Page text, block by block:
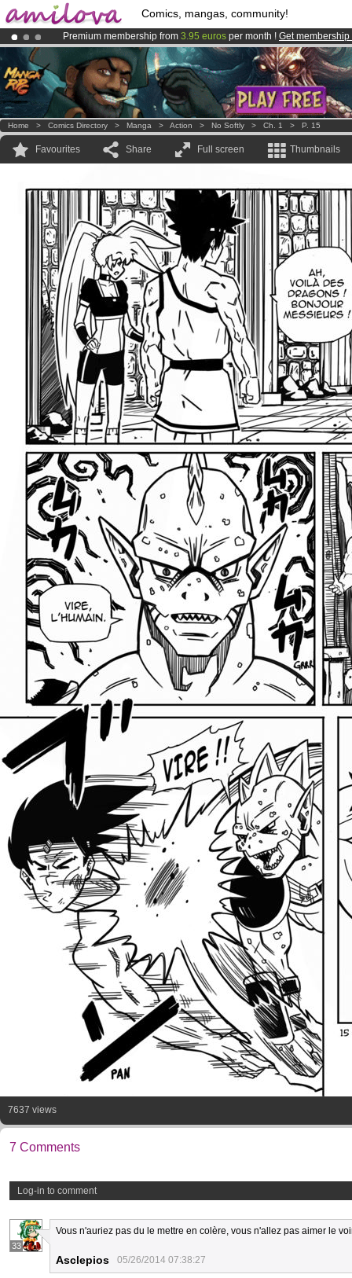
Comics, mangas, community!
Premium membership from 3.95 euros per month ! Get membership
AmilovaKickstarter is now LIVE!.
Already 100000 membersand 1000 comics & mangas!.
Home > Comics Directory > Manga > Action > No Softly > Ch. 1 > P. 15
Favourites Share Full screen Thumbnails
7637 views
7 Comments
Log-in to comment
33
Vous n'auriez pas du le mettre en colère, vous n'allez pas aimer le
Asclepios 05/26/2014 07:38:27